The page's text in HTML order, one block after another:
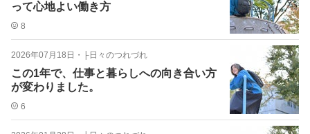
って心地よい働き方
8
2026年07月18日 ・ ├日々のつれづれ
この1年で、仕事と暮らしへの向き合い方
が変わりました。
6